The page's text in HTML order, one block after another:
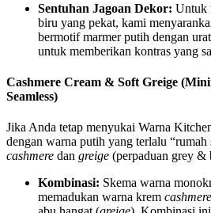
Sentuhan Jagoan Dekor: Untuk
biru yang pekat, kami
bermotif marmer putih dengan
untuk memberikan kontras yang
Cashmere Cream & Soft Greige
Seamless)
Jika Anda tetap menyukai Warna
dengan warna putih yang terlalu “rumah
cashmere dan greige (perpaduan grey &
Kombinasi: Skema warna
memadukan warna krem cashmere